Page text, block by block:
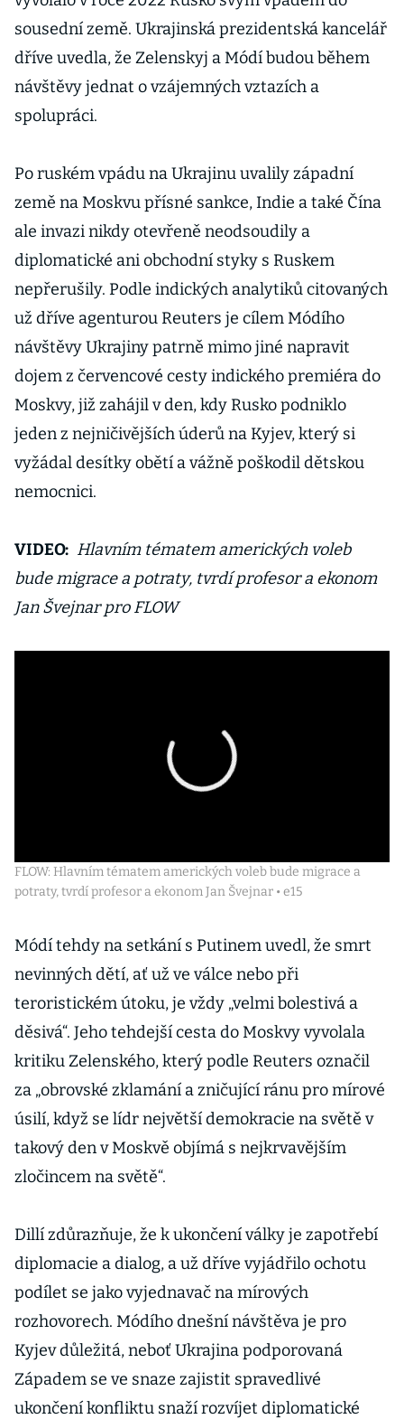
sousední země. Ukrajinská prezidentská kancelář
dříve uvedla, že Zelenskyj a Módí budou během
návštěvy jednat o vzájemných vztazích a
spolupráci.
Po ruském vpádu na Ukrajinu uvalily západní
země na Moskvu přísné sankce, Indie a také Čína
ale invazi nikdy otevřeně neodsoudily a
diplomatické ani obchodní styky s Ruskem
nepřerušily. Podle indických analytiků citovaných
už dříve agenturou Reuters je cílem Módího
návštěvy Ukrajiny patrně mimo jiné napravit
dojem z červencové cesty indického premiéra do
Moskvy, již zahájil v den, kdy Rusko podniklo
jeden z nejničivějších úderů na Kyjev, který si
vyžádal desítky obětí a vážně poškodil dětskou
nemocnici.
VIDEO: Hlavním tématem amerických voleb
bude migrace a potraty, tvrdí profesor a ekonom
Jan Švejnar pro FLOW
FLOW: Hlavním tématem amerických voleb bude migrace a
potraty, tvrdí profesor a ekonom Jan Švejnar • e15
Módí tehdy na setkání s Putinem uvedl, že smrt
nevinných dětí, ať už ve válce nebo při
teroristickém útoku, je vždy „velmi bolestivá a
děsivá“. Jeho tehdejší cesta do Moskvy vyvolala
kritiku Zelenského, který podle Reuters označil
za „obrovské zklamání a zničující ránu pro mírové
úsilí, když se lídr největší demokracie na světě v
takový den v Moskvě objímá s nejkrvavějším
zločincem na světě“.
Dillí zdůrazňuje, že k ukončení války je zapotřebí
diplomacie a dialog, a už dříve vyjádřilo ochotu
podílet se jako vyjednavač na mírových
rozhovorech. Módího dnešní návštěva je pro
Kyjev důležitá, neboť Ukrajina podporovaná
Západem se ve snaze zajistit spravedlivé
ukončení konfliktu snaží rozvíjet diplomatické